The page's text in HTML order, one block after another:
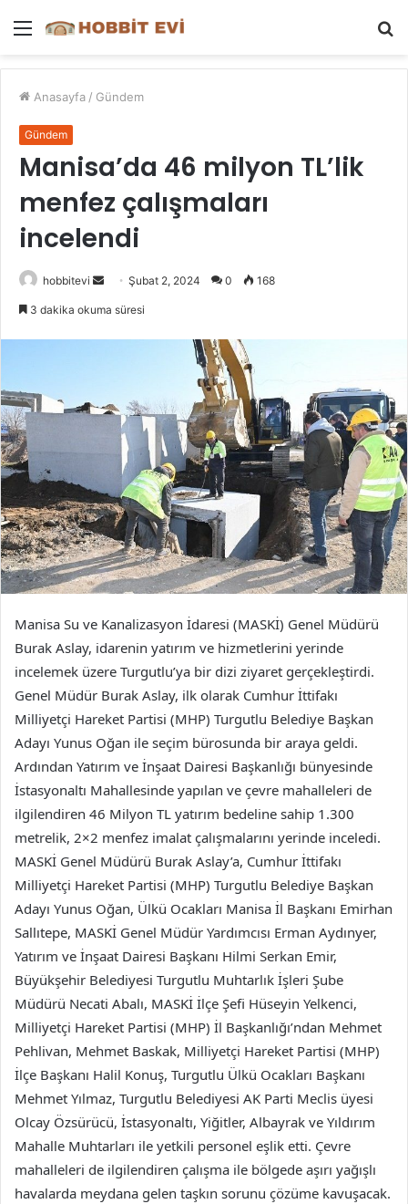
Menü
Anasayfa / Gündem
Gündem
Manisa’da 46 milyon TL’lik
menfez çalışmaları
incelendi
hobbitevi
Bir
Şubat 2, 2024 0 168
3 dakika okuma süresi
Manisa Su ve Kanalizasyon İdaresi (MASKİ) Genel Müdürü
Burak Aslay, idarenin yatırım ve hizmetlerini yerinde
incelemek üzere Turgutlu’ya bir dizi ziyaret gerçekleştirdi.
Genel Müdür Burak Aslay, ilk olarak Cumhur İttifakı
Milliyetçi Hareket Partisi (MHP) Turgutlu Belediye Başkan
Adayı Yunus Oğan ile seçim bürosunda bir araya geldi.
Ardından Yatırım ve İnşaat Dairesi Başkanlığı bünyesinde
İstasyonaltı Mahallesinde yapılan ve çevre mahalleleri de
ilgilendiren 46 Milyon TL yatırım bedeline sahip 1.300
metrelik, 2×2 menfez imalat çalışmalarını yerinde inceledi.
MASKİ Genel Müdürü Burak Aslay’a, Cumhur İttifakı
Milliyetçi Hareket Partisi (MHP) Turgutlu Belediye Başkan
Adayı Yunus Oğan, Ülkü Ocakları Manisa İl Başkanı Emirhan
Sallıtepe, MASKİ Genel Müdür Yardımcısı Erman Aydınyer,
Yatırım ve İnşaat Dairesi Başkanı Hilmi Serkan Emir,
Büyükşehir Belediyesi Turgutlu Muhtarlık İşleri Şube
Müdürü Necati Abalı, MASKİ İlçe Şefi Hüseyin Yelkenci,
Milliyetçi Hareket Partisi (MHP) İl Başkanlığı’ndan Mehmet
Pehlivan, Mehmet Baskak, Milliyetçi Hareket Partisi (MHP)
İlçe Başkanı Halil Konuş, Turgutlu Ülkü Ocakları Başkanı
Mehmet Yılmaz, Turgutlu Belediyesi AK Parti Meclis üyesi
Olcay Özsürücü, İstasyonaltı, Yiğitler, Albayrak ve Yıldırım
Mahalle Muhtarları ile yetkili personel eşlik etti. Çevre
mahalleleri de ilgilendiren çalışma ile bölgede aşırı yağışlı
havalarda meydana gelen taşkın sorunu çözüme kavuşacak.